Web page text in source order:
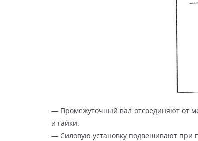
— Промежуточный вал отсоединяют от
и гайки.
— Силовую установку подвешивают при